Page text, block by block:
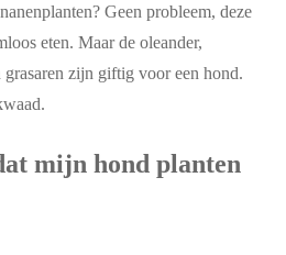
Geen probleem, deze
eten. Maar de oleander,
grasaren zijn giftig voor een hond.
mijn hond planten